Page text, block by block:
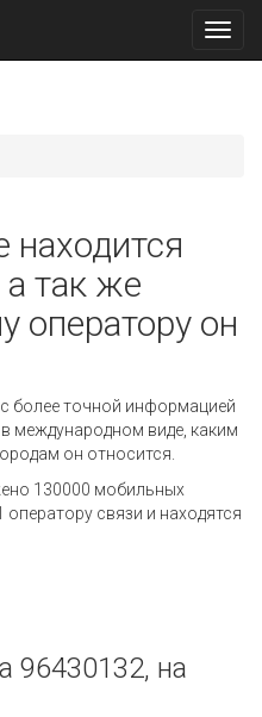
находится
так же
оператору он
более точной информацией
международном виде, каким
он относится.
130000 мобильных
связи и находятся
96430132, на